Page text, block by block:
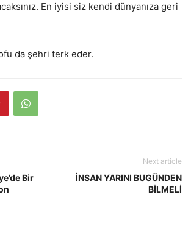
En iyisi siz kendi dünyanıza geri
da şehri terk eder.
Bir
Next article
İNSAN YARINI BUGÜNDEN
BİLMELİ